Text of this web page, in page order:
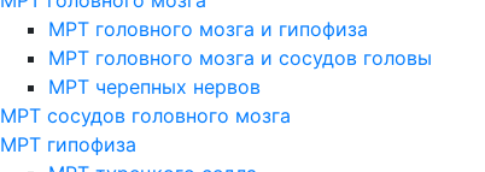
МРТ головного мозга и гипофиза
МРТ головного мозга и сосудов головы
МРТ черепных нервов
МРТ сосудов головного мозга
МРТ гипофиза